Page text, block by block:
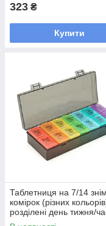
323 ₴
Купити
Таблетниця на 7/14
комірок (різних
розділені день тижня/
доби, пластик,